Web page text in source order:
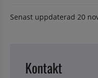
Senast uppdaterad 20
Kontakt